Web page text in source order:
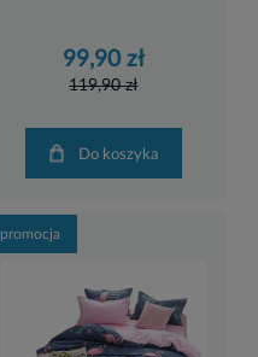
99,90 zł
119,90 zł
Do koszyka
promocja